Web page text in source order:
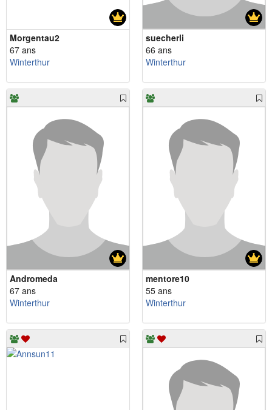
Morgentau2
67 ans
Winterthur
suecherli
66 ans
Winterthur
Andromeda
67 ans
Winterthur
mentore10
55 ans
Winterthur